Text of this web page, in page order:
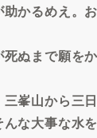
かるめえ。
ぬまで願を
峯山から三
んな大事な